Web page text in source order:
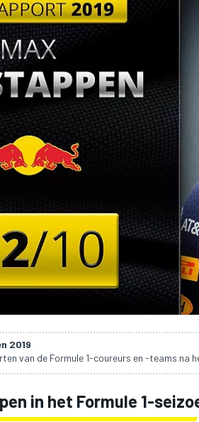
DTM
2019
van de Formule 1-coureurs en -teams na
in het Formule 1-